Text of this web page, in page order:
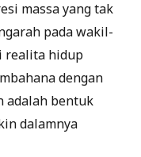
massa yang tak
pada wakil-
realita hidup
dengan
adalah bentuk
dalamnya